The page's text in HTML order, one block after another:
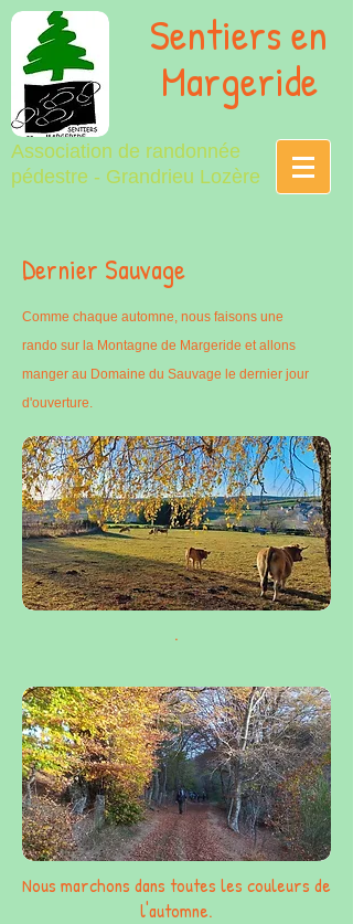
Sentiers en
Margeride
Association de randonnée
pédestre - Grandrieu Lozère
Dernier Sauvage
Comme chaque automne, nous faisons une
rando sur la Montagne de Margeride et allons
manger au Domaine du Sauvage le dernier jour
d'ouverture.
.
Nous marchons dans toutes les couleurs de
l'automne.